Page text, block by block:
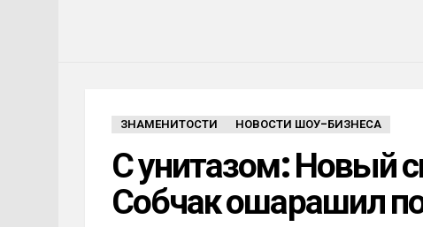
ЗНАМЕНИТОСТИ НОВОСТИ ШОУ-БИЗНЕСА
С унитазом: Новый
Собчак ошарашил